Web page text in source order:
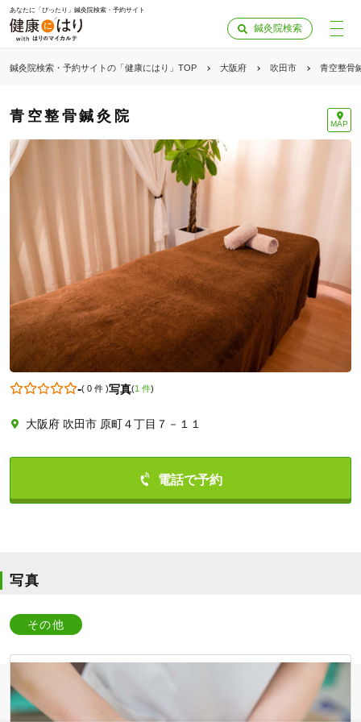
あなたに「ぴったり」鍼灸院検索・予約サイト
鍼灸院検索
鍼灸院検索・予約サイトの「健康にはり」TOP 大阪府 吹田市 青空整骨
青空整骨鍼灸院 MAP
-( 0 件)写真(1 件)
大阪府 吹田市 原町４丁目７－１１
写真
その他
「健康にはりを見た」
0663387753